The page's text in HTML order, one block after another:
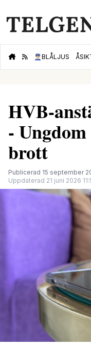
👮🏻‍♂️BLÅLJUS
HVB-
-
brott
Publicerad 15 september
Uppdaterad 21 juni 2026